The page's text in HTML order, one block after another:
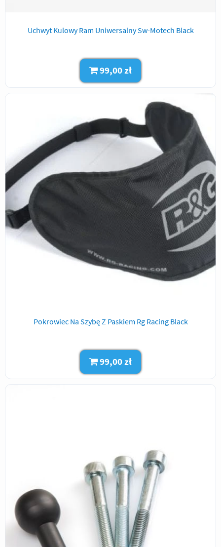
Uchwyt Kulowy Ram Uniwersalny Sw-Motech Black
99,00 zł
Pokrowiec Na Szybę Z Paskiem Rg Racing Black
99,00 zł